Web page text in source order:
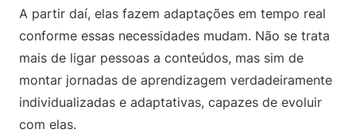
A partir daí, elas fazem adaptações em tempo real
conforme essas necessidades mudam. Não se trata
mais de ligar pessoas a conteúdos, mas sim de
montar jornadas de aprendizagem verdadeiramente
individualizadas e adaptativas, capazes de evoluir
com elas.